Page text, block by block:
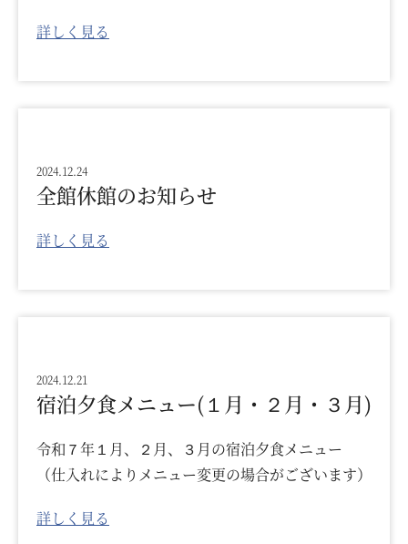
詳しく見る
2024.12.24
全館休館のお知らせ
詳しく見る
2024.12.21
宿泊夕食メニュー(１月・２月・３月)
令和７年１月、２月、３月の宿泊夕食メニュー
（仕入れによりメニュー変更の場合がございます）
詳しく見る